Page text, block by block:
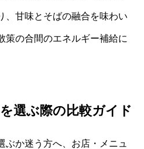
、甘味とそばの融合を味わい
策の合間のエネルギー補給に
選ぶ際の比較ガイド
ぶか迷う方へ、お店・メニュ